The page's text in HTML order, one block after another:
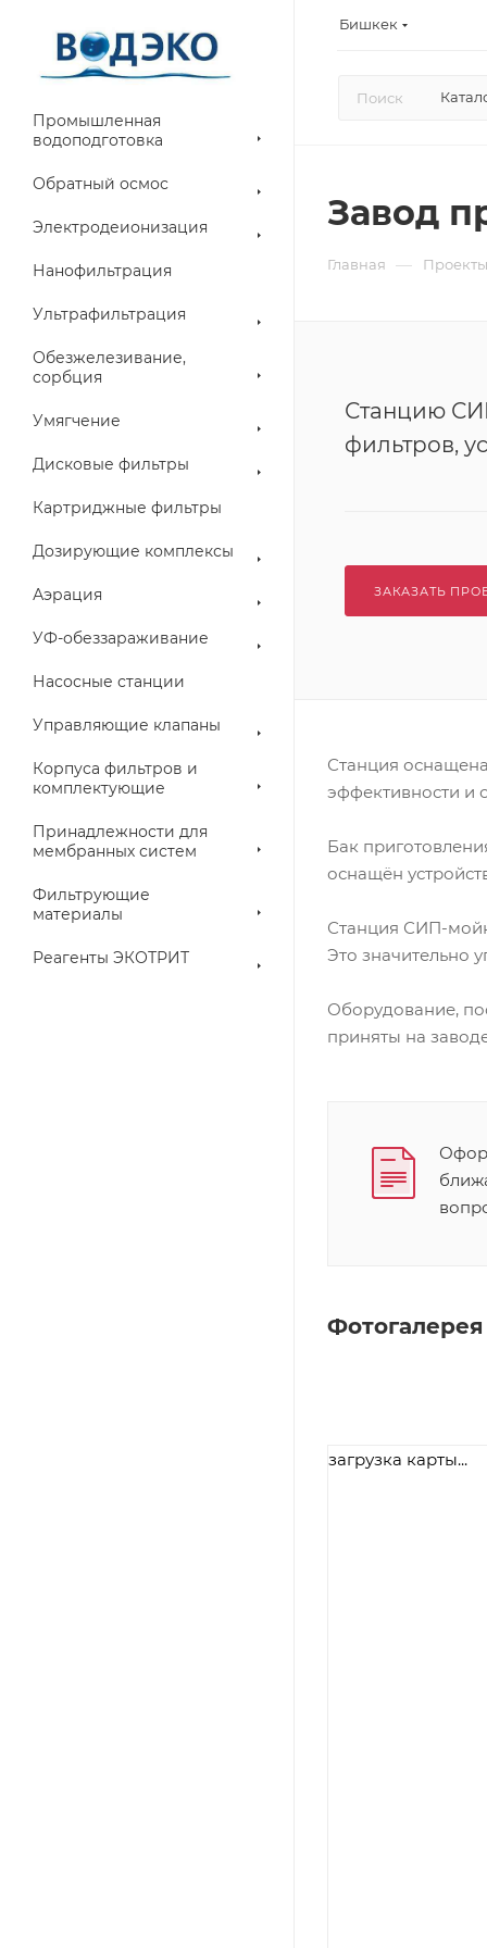
Бишкек
Промышленная
водоподготовка
Обратный осмос
Электродеионизация
Нанофильтрация
Ультрафильтрация
Обезжелезивание,
сорбция
Умягчение
Дисковые фильтры
Картриджные фильтры
Дозирующие комплексы
Аэрация
УФ-обеззараживание
Насосные станции
Управляющие клапаны
Корпуса фильтров и
комплектующие
Принадлежности для
мембранных систем
Фильтрующие
материалы
Реагенты ЭКОТРИТ
Завод
Главная — Проекты
Станцию
фильтров,
ЗАКАЗАТЬ
Станция
эффективности и
Бак
оснащён
Станция СИП-
Это значительно
Оборудование,
приняты на
Фотогалерея
загрузка карты...